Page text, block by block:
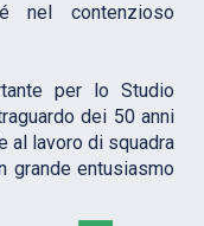
nel contenzioso
per lo Studio
dei 50 anni
al lavoro di squadra
grande entusiasmo